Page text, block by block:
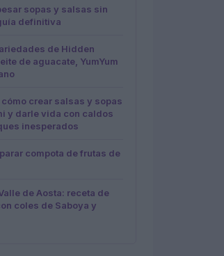
sopas y salsas sin
definitiva
de Hidden
de aguacate, YumYum
cómo crear salsas y sopas
y darle vida con caldos
inesperados
compota de frutas de
de Aosta: receta de
coles de Saboya y